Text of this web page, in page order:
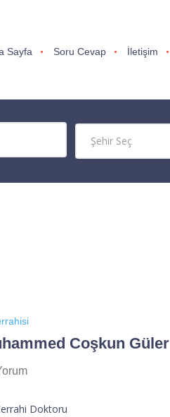
Sayfa Soru Cevap İletişim
Coşkun Güler
Doktoru